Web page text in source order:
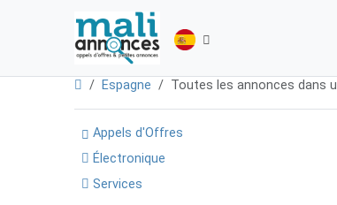
Espagne Toutes les annonces dans
Appels d'Offres
Électronique
Services